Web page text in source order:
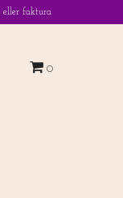
eller faktura
0